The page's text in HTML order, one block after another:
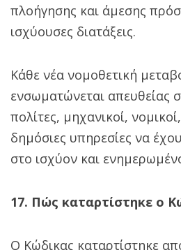
πλοήγησης και άμεσης
ισχύουσες διατάξεις.
Κάθε νέα νομοθετική
ενσωματώνεται απευθείας
πολίτες, μηχανικοί,
δημόσιες υπηρεσίες να
στο ισχύον και
17. Πώς καταρτίστηκε ο
Ο Κώδικας καταρτίστηκε